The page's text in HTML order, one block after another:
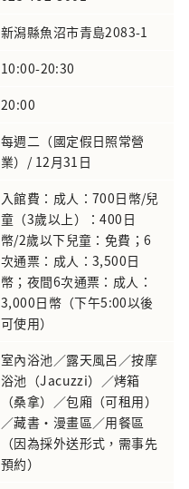
新潟縣魚沼市青島2083-1
10:00-20:30
20:00
每週二（國定假日照常營
業）/ 12月31日
入館費：成人：700日幣/兒
童（3歲以上）：400日
幣/2歲以下兒童：免費；6
次通票：成人：3,500日
幣；夜間6次通票：成人：
3,000日幣（下午5:00以後
可使用）
室內浴池／露天風呂／按摩
浴池（Jacuzzi）／烤箱
（桑拿）／包廂（可租用）
／藏書・漫畫區／用餐區
（因為採外送形式，需事先
預約）